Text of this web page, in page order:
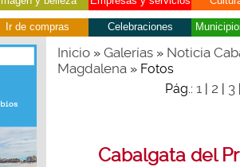
Ir de compras Celebraciones
Inicio» Galerías» Noticia
Magdalena» Fotos
Pág.: 1| 2| 3
Cabalgata del